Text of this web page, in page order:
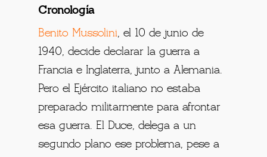
Cronología
Benito Mussolini, el 10 de junio de
1940, decide declarar la guerra a
Francia e Inglaterra, junto a Alemania.
Pero el Ejército italiano no estaba
preparado militarmente para afrontar
esa guerra. El Duce, delega a un
segundo plano ese problema, pese a